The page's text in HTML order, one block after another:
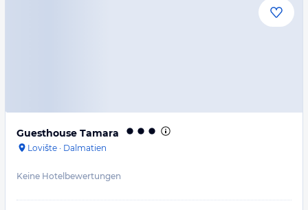
Guesthouse Tamara
Lovište · Dalmatien
Keine Hotelbewertungen